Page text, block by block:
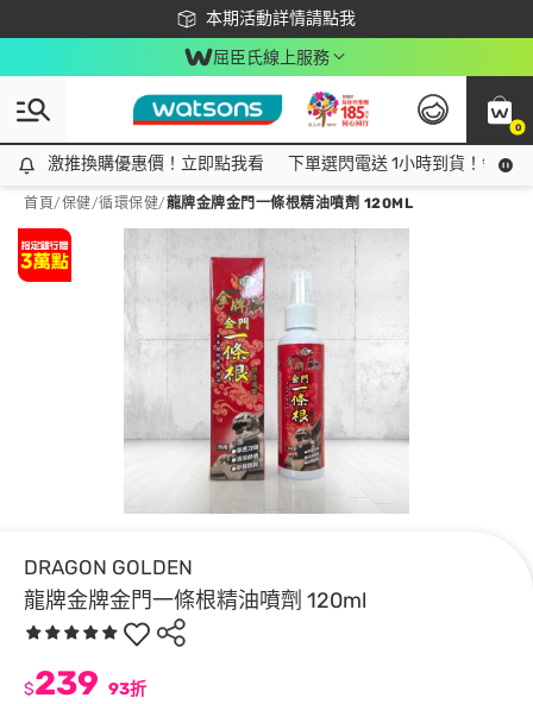
本期活動詳情請點我
下載app最高回饋$350
屈臣氏線上服務
0
激推換購優惠價！立即點我看
激推換購優惠價！立即點我看 下單選閃電送 1小時到貨！領神
首頁/保健/循環保健/龍牌金牌金門一條根精油噴劑 120ML
DRAGON GOLDEN
龍牌金牌金門一條根精油噴劑 120ml
$239 93折